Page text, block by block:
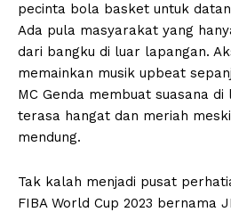
pecinta bola basket untuk
Ada pula masyarakat yang
dari bangku di luar lapangan.
memainkan musik upbeat
MC Genda membuat suasana
terasa hangat dan meriah
mendung.
Tak kalah menjadi pusat
FIBA World Cup 2023 bernama